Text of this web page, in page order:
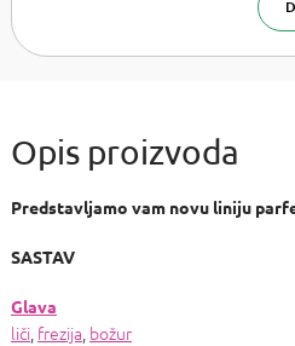
Predstavljamo vam novu liniju
SASTAV
Glava
liči frezija božur